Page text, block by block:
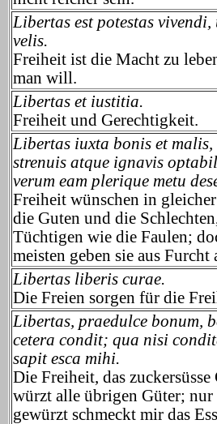
Libertas est potestas vivendi,
velis.
Freiheit ist die Macht zu
man will.
Libertas et iustitia.
Freiheit und Gerechtigkeit.
Libertas iuxta bonis et malis,
strenuis atque ignavis
verum eam plerique metu
Freiheit wünschen in
die Guten und die
Tüchtigen wie die Faulen;
meisten geben sie aus Furcht
Libertas liberis curae.
Die Freien sorgen für die
Libertas, praedulce bonum,
cetera condit; qua nisi
sapit esca mihi.
Die Freiheit, das zuckersüsse
würzt alle übrigen Güter; nur
gewürzt schmeckt mir das